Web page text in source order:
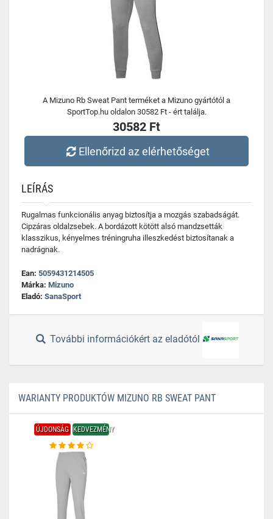
A Mizuno Rb Sweat Pant terméket a Mizuno gyártótól a
SportTop.hu oldalon 30582 Ft - ért találja.
30582 Ft
Ellenőrizd az elérhetőséget
LEÍRÁS
Rugalmas funkcionális anyag biztosítja a mozgás szabadságát.
Cipzáras oldalzsebek. A bordázott kötött alsó mandzsetták
klasszikus, kényelmes tréningruha illeszkedést biztosítanak a
nadrágnak.
Ean: 5059431214505
Márka: Mizuno
Eladó: SanaSport
További információkért az eladótól
WARIANTY PRODUKTÓW MIZUNO RB SWEAT PANT
ÚJDONSÁG KEDVEZMÉNY